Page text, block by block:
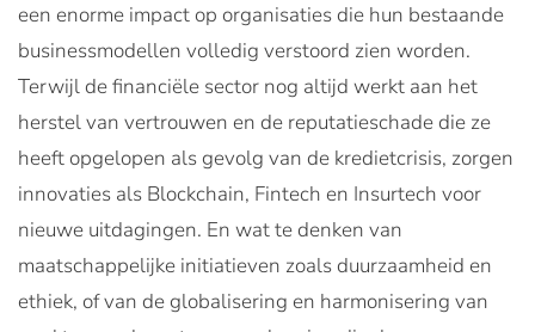
een enorme impact op organisaties die hun bestaande
businessmodellen volledig verstoord zien worden.
Terwijl de financiële sector nog altijd werkt aan het
herstel van vertrouwen en de reputatieschade die ze
heeft opgelopen als gevolg van de kredietcrisis, zorgen
innovaties als Blockchain, Fintech en Insurtech voor
nieuwe uitdagingen. En wat te denken van
maatschappelijke initiatieven zoals duurzaamheid en
ethiek, of van de globalisering en harmonisering van